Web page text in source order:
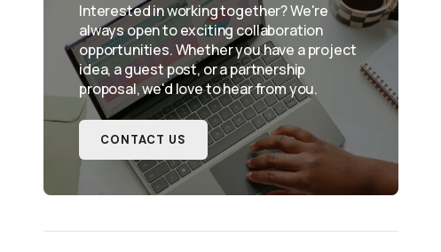
Interested in working together? We're
always open to exciting collaboration
opportunities. Whether you have a project
idea, a guest post, or a partnership
proposal, we'd love to hear from you.
CONTACT US